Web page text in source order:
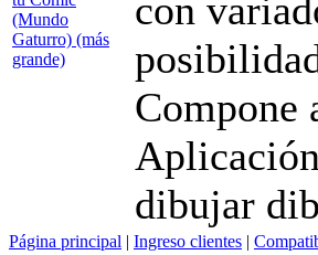
con
Compone
dibujar
Página principal | Ingreso clientes |